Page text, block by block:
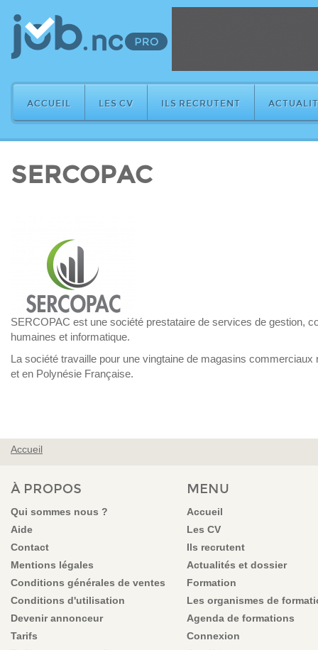
ACCUEIL LES CV ILS RECRUTENT
SERCOPAC
SERCOPAC est une société prestataire de services de gestion,
humaines et informatique.
La société travaille pour une vingtaine de magasins commerciaux
et en Polynésie Française.
VOUS ÊTES ICI
Accueil
À PROPOS
Qui sommes nous ?
Aide
Contact
Mentions légales
Conditions générales de ventes
Conditions d'utilisation
Devenir annonceur
Tarifs
MENU
Accueil
Les CV
Ils recrutent
Actualités et dossier
Formation
Les organismes de
Agenda de formations
Connexion